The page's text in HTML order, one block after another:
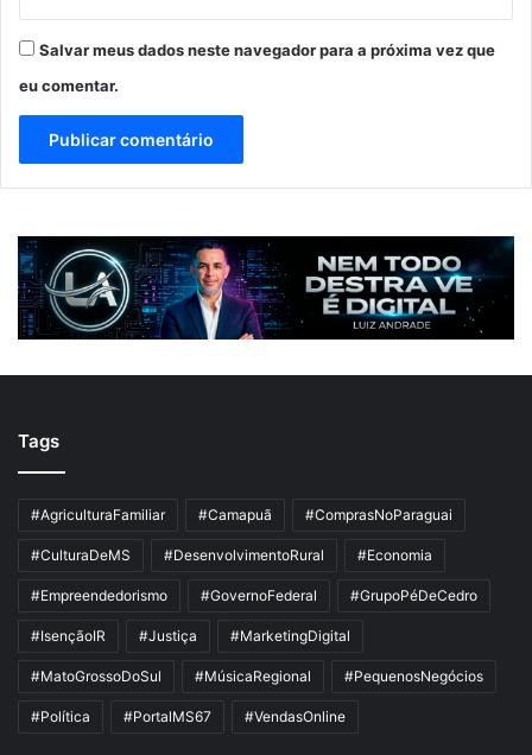
Salvar meus dados neste navegador para a próxima vez que
eu comentar.
Tags
#AgriculturaFamiliar #Camapuã #ComprasNoParaguai
#CulturaDeMS #DesenvolvimentoRural #Economia
#Empreendedorismo #GovernoFederal #GrupoPéDeCedro
#IsençãoIR #Justiça #MarketingDigital
#MatoGrossoDoSul #MúsicaRegional #PequenosNegócios
#Política #PortalMS67 #VendasOnline